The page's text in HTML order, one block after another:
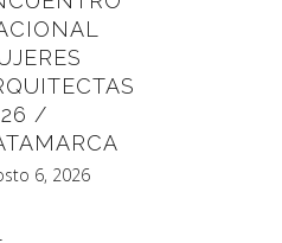
/
6, 2026